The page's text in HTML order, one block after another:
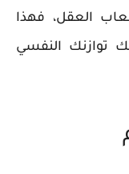
العقل، فهذا
توازنك النفسي